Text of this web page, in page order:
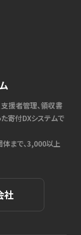
支援者管理、領収書
寄付DXシステムで
まで、3,000以上
社